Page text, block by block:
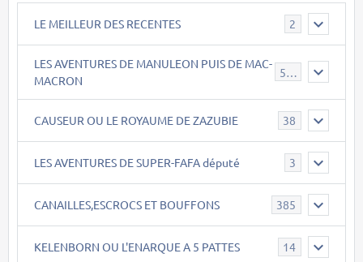
LE MEILLEUR DES RECENTES 2
LES AVENTURES DE MANULEON PUIS DE MAC-
MACRON
543
CAUSEUR OU LE ROYAUME DE ZAZUBIE 38
LES AVENTURES DE SUPER-FAFA député 3
CANAILLES,ESCROCS ET BOUFFONS 385
KELENBORN OU L'ENARQUE A 5 PATTES 14